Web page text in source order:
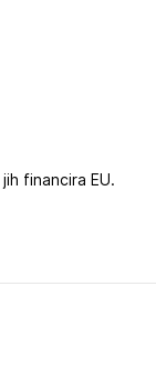
financira EU.